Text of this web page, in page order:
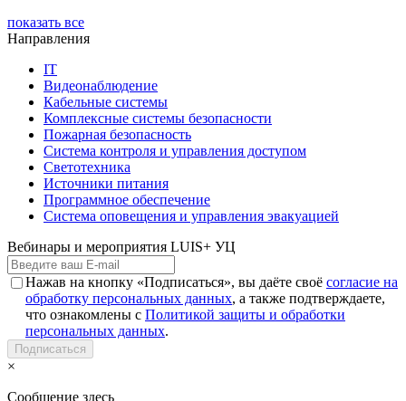
показать все
Направления
IT
Видеонаблюдение
Кабельные системы
Комплексные системы безопасности
Пожарная безопасность
Система контроля и управления доступом
Светотехника
Источники питания
Программное обеспечение
Система оповещения и управления эвакуацией
Вебинары и мероприятия LUIS+ УЦ
Нажав на кнопку «Подписаться», вы даёте своё согласие на
обработку персональных данных, а также подтверждаете,
что ознакомлены с Политикой защиты и обработки
персональных данных.
Подписаться
×
Сообщение здесь